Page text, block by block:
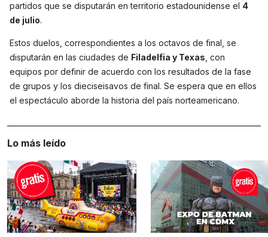
partidos que se disputarán en territorio estadounidense el 4
de julio.
Estos duelos, correspondientes a los octavos de final, se
disputarán en las ciudades de Filadelfia y Texas, con
equipos por definir de acuerdo con los resultados de la fase
de grupos y los dieciseisavos de final. Se espera que en ellos
el espectáculo aborde la historia del país norteamericano.
Lo más leído